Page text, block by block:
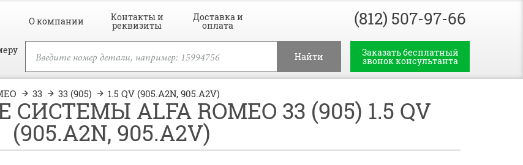
О компании Контакты и
реквизиты
Доставка и
оплата
Найти
(812) 507-97-66
Заказать бесплатный
звонок консультанта
33 33 (905) 1.5 QV (905.A2N, 905.A2V)
ALFA ROMEO 33 (905) 1.5 QV
(905.A2N, 905.A2V)